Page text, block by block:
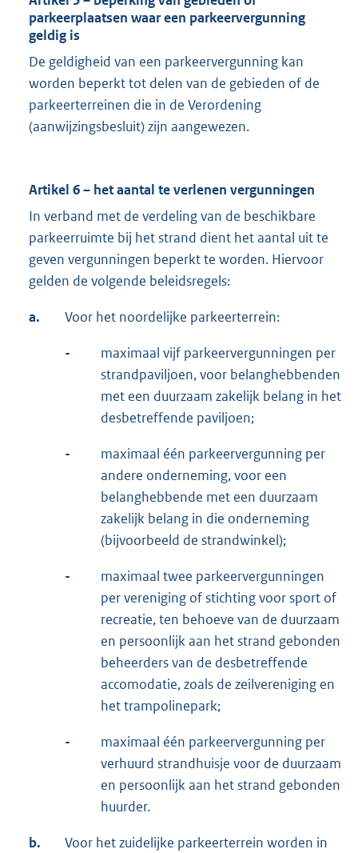
parkeerplaatsen waar een parkeervergunning
geldig is
De geldigheid van een parkeervergunning kan
worden beperkt tot delen van de gebieden of de
parkeerterreinen die in de Verordening
(aanwijzingsbesluit) zijn aangewezen.
Artikel 6 – het aantal te verlenen vergunningen
In verband met de verdeling van de beschikbare
parkeerruimte bij het strand dient het aantal uit te
geven vergunningen beperkt te worden. Hiervoor
gelden de volgende beleidsregels:
a. Voor het noordelijke parkeerterrein:
-
maximaal vijf parkeervergunningen per
strandpaviljoen, voor belanghebbenden
met een duurzaam zakelijk belang in het
desbetreffende paviljoen;
-
maximaal één parkeervergunning per
andere onderneming, voor een
belanghebbende met een duurzaam
zakelijk belang in die onderneming
(bijvoorbeeld de strandwinkel);
-
maximaal twee parkeervergunningen
per vereniging of stichting voor sport of
recreatie, ten behoeve van de duurzaam
en persoonlijk aan het strand gebonden
beheerders van de desbetreffende
accomodatie, zoals de zeilvereniging en
het trampolinepark;
-
maximaal één parkeervergunning per
verhuurd strandhuisje voor de duurzaam
en persoonlijk aan het strand gebonden
huurder.
b.
Voor het zuidelijke parkeerterrein worden in